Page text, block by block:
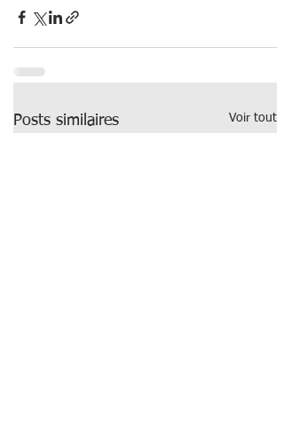
Posts similaires Voir tout